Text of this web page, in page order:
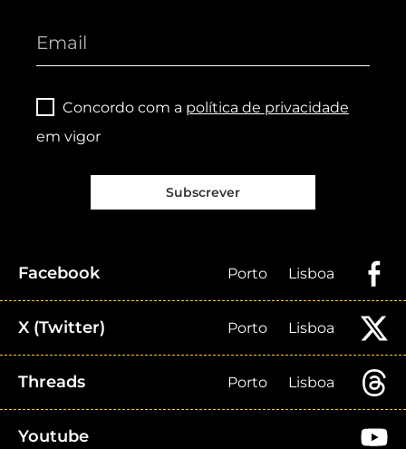
Concordo com a política de privacidade
em vigor
Subscrever
Facebook Porto Lisboa
X (Twitter) Porto Lisboa
Threads Porto Lisboa
Youtube